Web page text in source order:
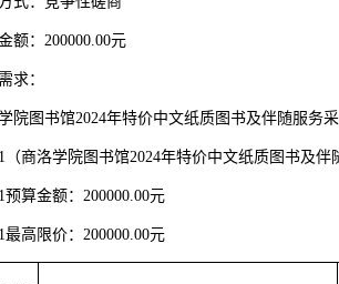
额：200000.00元
求：
院图书馆2024年特价中文纸质图书及伴随服务
（商洛学院图书馆2024年特价中文纸质图书及伴
预算金额：200000.00元
最高限价：200000.00元